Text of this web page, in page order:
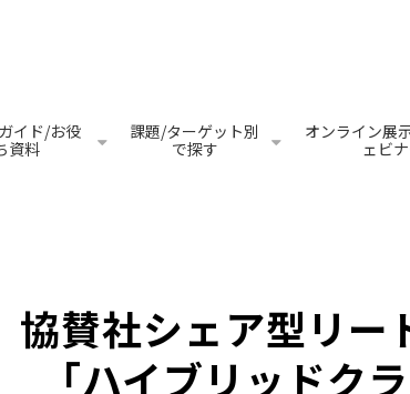
イド/お役
資料
課題/ターゲット別
で探す
オンライン展
ェビ
協賛社シェア型リー
「ハイブリッドクラ